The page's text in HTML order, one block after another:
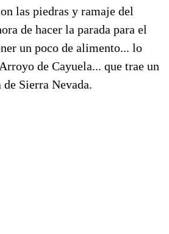
las piedras y ramaje del
de hacer la parada para el
un poco de alimento... lo
de Cayuela... que trae un
Sierra Nevada.